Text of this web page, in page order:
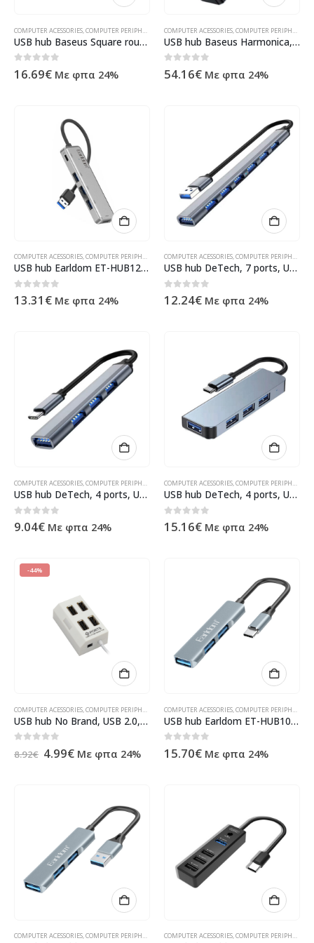
COMPUTER ACESSORIES,COMPUTER PERIPHERALS USB HUB,ΠΡΟΪΌΝΤΑ ΠΛΗΡΟΦΟΡΙΚΉΣ - ΚΙΝΗΤΉΣ
USB hub Baseus Square round, 4 Port, 3xUSB 2.0, 1xUSB 3.0, 1.0m, Black – 12077
0 out of 5
16.69€ Με φπα 24%
COMPUTER ACESSORIES,COMPUTER PERIPHERALS
USB hub Baseus Harmonica, 5 Port, Type-C to 2xUSB 3.0, PD, TF, Micro SD, Gray – 12078
0out of 5
54.16€ Με φπα 24%
COMPUTER ACESSORIES,COMPUTER PERIPHERALS USB HUB,ΠΡΟΪΌΝΤΑ ΠΛΗΡΟΦΟΡΙΚΉΣ - ΚΙΝΗΤΉΣ
USB hub Earldom ET-HUB12, USB 2.0, 5 Ports, Gray – 12069
0 out of 5
13.31 € Με φπα 24%
COMPUTER ACESSORIES,COMPUTER PERIPHERALS
USB hub DeTech, 7 ports, USB to 7xUSB3.0, Gray – 17848
0 out of 5
12.24€ Με φπα 24%
COMPUTER ACESSORIES,COMPUTER PERIPHERALS USB HUB,ΠΡΟΪΌΝΤΑ ΠΛΗΡΟΦΟΡΙΚΉΣ - ΚΙΝΗΤΉΣ
USB hub DeTech, 4 ports, USB-C to 4xUSB3.0, Gray – 17847
0out of 5
9.04€ Με φπα 24%
COMPUTER ACESSORIES,COMPUTER PERIPHERALS
USB hub DeTech, 4 ports, USB-C to 3xUSB2.0, 1xUSB3.0, Gray – 17849
0 out of 5
15.16€ Με φπα 24%
-44%
COMPUTER ACESSORIES,COMPUTER PERIPHERALS USB HUB,ΠΡΟΪΌΝΤΑ ΠΛΗΡΟΦΟΡΙΚΉΣ - ΚΙΝΗΤΉΣ
USB hub No Brand, USB 2.0, 4 Ports, White – 12055
out of 5
8.92€ Original
4.99€Η
τρέχουσα
Με φπα 24%
COMPUTER ACESSORIES,COMPUTER PERIPHERALS
USB hub Earldom ET-HUB10, Type-C, 3 Ports, USB 3.0, Gray – 40217
0 out of 5
15.70€ Με φπα 24%
COMPUTER ACESSORIES,COMPUTER PERIPHERALS USB HUB,ΠΡΟΪΌΝΤΑ ΠΛΗΡΟΦΟΡΙΚΉΣ - ΚΙΝΗΤΉΣ
COMPUTER ACESSORIES,COMPUTER PERIPHERALS